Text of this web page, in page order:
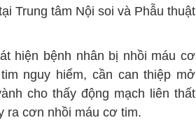
Trung tâm Nội soi và Phẫu thuật
hiện bệnh nhân bị nhồi máu cơ
nguy hiểm, cần can thiệp mở
cho thấy động mạch liên thất
ra cơn nhồi máu cơ tim.